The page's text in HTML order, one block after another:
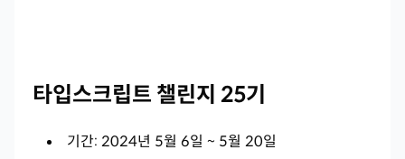
타입스크립트 챌린지 25기
기간: 2024년 5월 6일 ~ 5월 20일